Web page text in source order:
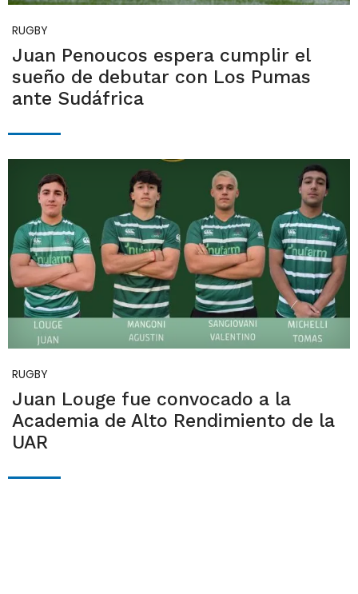
RUGBY
Juan Penoucos espera cumplir el
sueño de debutar con Los Pumas
ante Sudáfrica
RUGBY
Juan Louge fue convocado a la
Academia de Alto Rendimiento de la
UAR